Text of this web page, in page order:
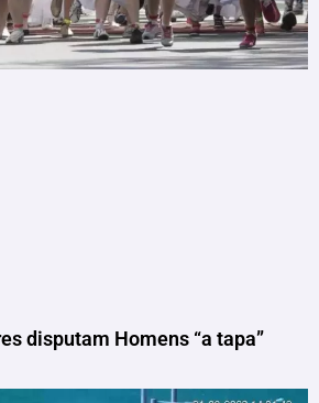
disputam Homens “a tapa”